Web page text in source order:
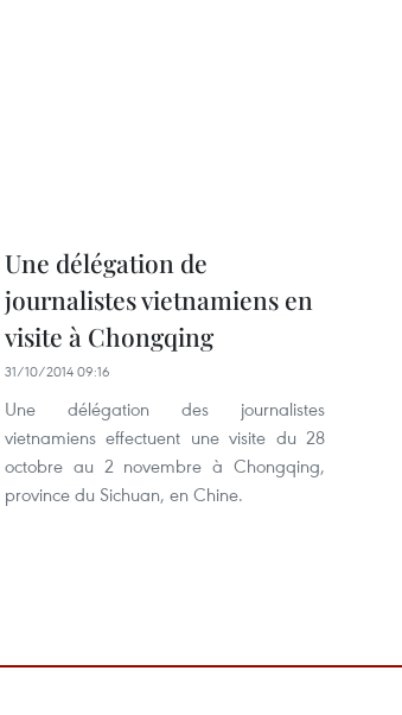
Une délégation de
journalistes vietnamiens en
visite à Chongqing
31/10/2014 09:16
Une délégation des journalistes
vietnamiens effectuent une visite du 28
octobre au 2 novembre à Chongqing,
province du Sichuan, en Chine.